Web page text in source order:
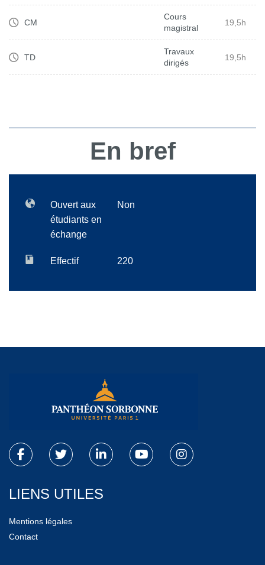
CM
Cours
magistral
19,5h
TD
Travaux
dirigés
19,5h
En bref
Ouvert aux
étudiants en
échange
Non
Effectif 220
LIENS UTILES
Mentions légales
Contact